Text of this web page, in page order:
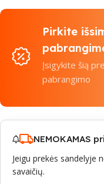
Pirkite
Įsigykite šią
pabrangimo
NEMOKAMAS
Jeigu prekės sandelyje
savaičių.